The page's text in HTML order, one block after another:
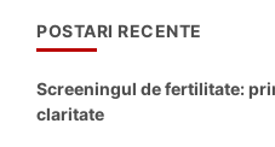
POSTARI RECENTE
Screeningul de fertilitate:
claritate